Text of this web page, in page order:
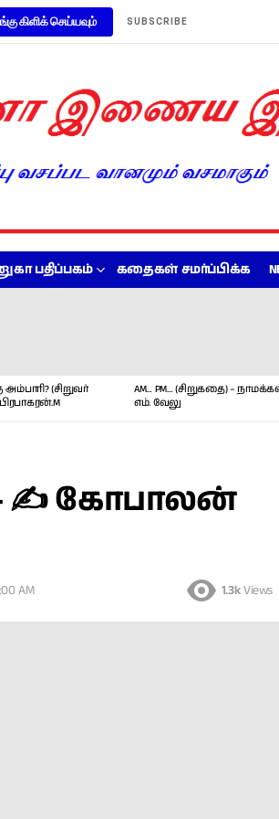
கிளிக் செய்யவும் SUBSCRIBE
பதிப்பகம் கதைகள் சமர்ப்பிக்க
அம்பாரி? (சிறுவர்
AM… PM… (சிறுகதை) –
எம். வேலு
– ✍ கோபாலன்
AM 1.3k Views